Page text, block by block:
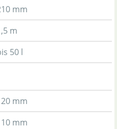
mm
m
50 l
mm
mm